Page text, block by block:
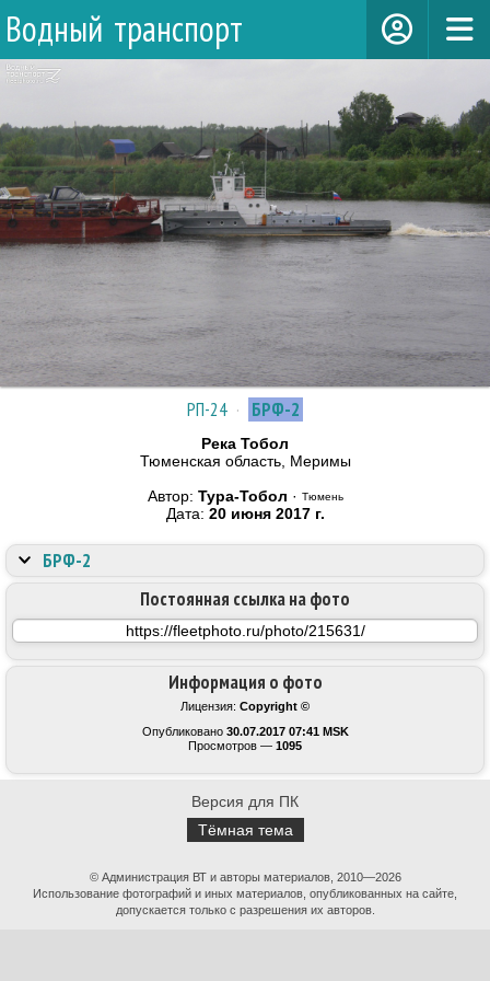
Водный транспорт
РП-24 · БРФ-2
Река Тобол
Тюменская область, Меримы
Автор: Тура-Тобол · Тюмень
Дата: 20 июня 2017 г.
Информация о фото
Лицензия: Copyright ©
Опубликовано 30.07.2017 07:41 MSK
Просмотров — 1095
Постоянная ссылка на фото
БРФ-2
Версия для ПК
Тёмная тема
© Администрация ВТ и авторы материалов, 2010—2026
Использование фотографий и иных материалов, опубликованных на сайте,
допускается только с разрешения их авторов.